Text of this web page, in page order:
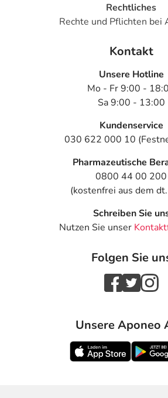
Rechtliches
Rechte und Pflichten bei
Kontakt
Unsere Hotline
Mo - Fr 9:00 -
Sa 9:00 - 13:00
Kundenservice
030 622 000 10
Pharmazeutische
0800 44 00 200
(kostenfrei aus dem
Schreiben Sie
Nutzen Sie unser
Folgen Sie
Unsere Aponeo